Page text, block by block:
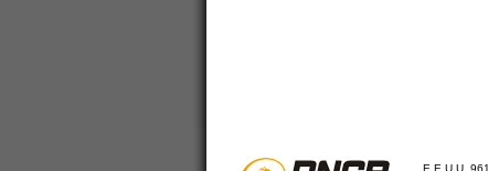
E.E.U.U.